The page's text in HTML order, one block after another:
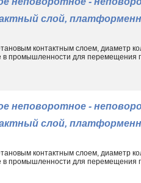
машиностроительной и других
, подъемных платформах и другом
может быть бетонной,
Металлические детали
Полиуретановая шинка
слой,
контактным слоем, диаметр
промышленности для перемещения
неповоротное -
слой,
контактным слоем, диаметр
промышленности для перемещения